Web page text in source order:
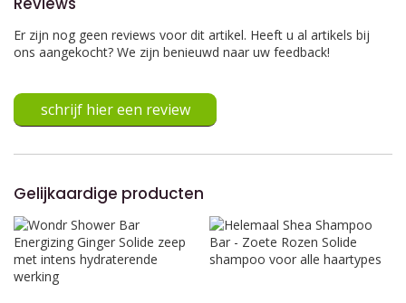
Er zijn nog geen reviews voor dit artikel. Heeft u al artikels bij
ons aangekocht? We zijn benieuwd naar uw feedback!
schrijf hier een review
Gelijkaardige producten